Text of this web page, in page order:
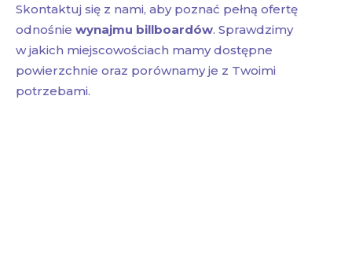
Skontaktuj się z nami, aby poznać pełną ofertę
odnośnie wynajmu billboardów. Sprawdzimy
w jakich miejscowościach mamy dostępne
powierzchnie oraz porównamy je z Twoimi
potrzebami.